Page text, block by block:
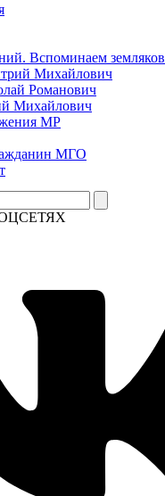
Вспоминаем земляков
Михайлович
Романович
Михайлович
МР
МГО